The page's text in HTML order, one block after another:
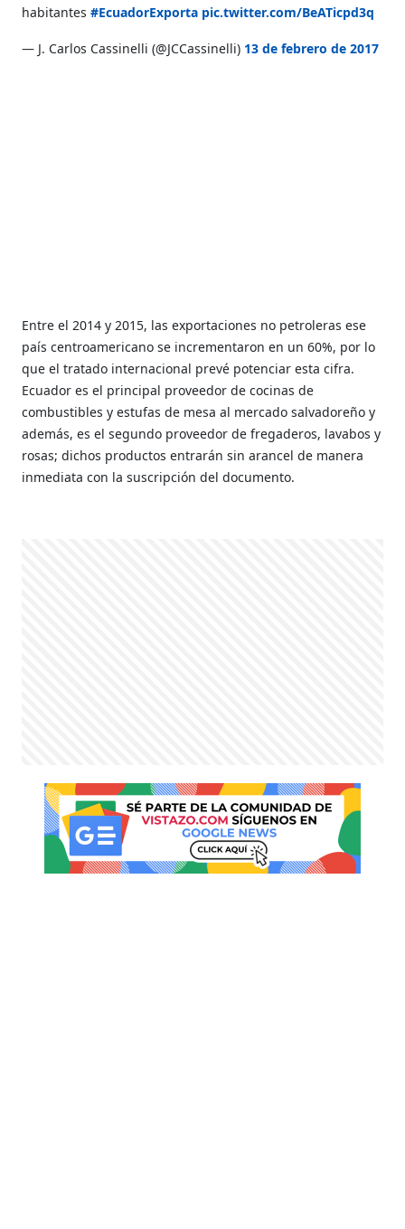
habitantes#EcuadorExporta pic.twitter.com/BeATicpd3q
— J. Carlos Cassinelli (@JCCassinelli) 13 de febrero de 2017
Entre el 2014 y 2015, las exportaciones no petroleras ese
país centroamericano se incrementaron en un 60%, por lo
que el tratado internacional prevé potenciar esta cifra.
Ecuador es el principal proveedor de cocinas de
combustibles y estufas de mesa al mercado salvadoreño y
además, es el segundo proveedor de fregaderos, lavabos y
rosas; dichos productos entrarán sin arancel de manera
inmediata con la suscripción del documento.